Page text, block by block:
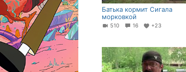
Батька кормит Сигала
морковкой
510 16 +23